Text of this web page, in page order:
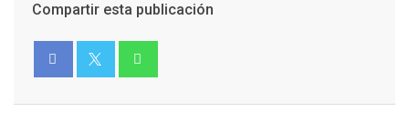
Compartir esta publicación